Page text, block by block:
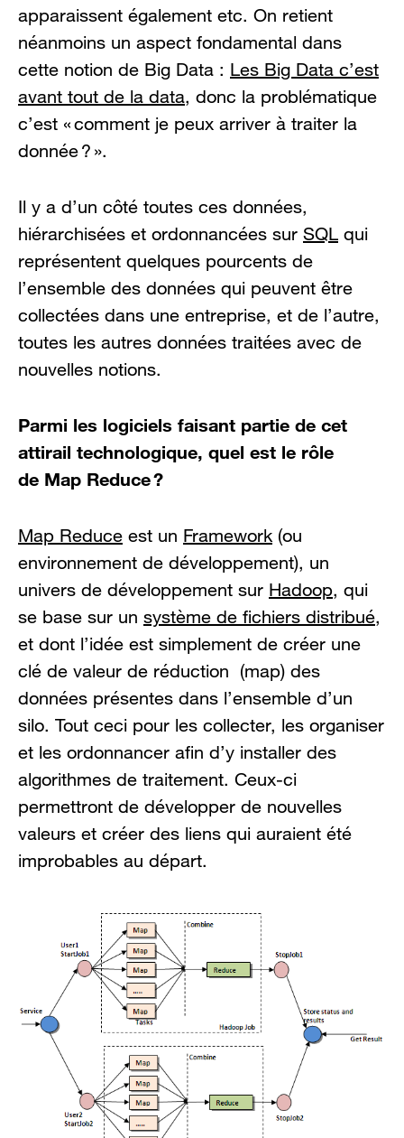
apparaissent également etc. On retient
néanmoins un aspect fondamental dans
cette notion de Big Data : Les Big Data c’est
avant tout de la data, donc la problématique
c’est « comment je peux arriver à traiter la
donnée ? ».
Il y a d’un côté toutes ces données,
hiérarchisées et ordonnancées sur SQL qui
représentent quelques pourcents de
l’ensemble des données qui peuvent être
collectées dans une entreprise, et de l’autre,
toutes les autres données traitées avec de
nouvelles notions.
Parmi les logiciels faisant partie de cet
attirail technologique, quel est le rôle
de Map Reduce ?
Map Reduce est un Framework(ou
environnement de développement), un
univers de développement sur Hadoop, qui
se base sur un système de fichiers distribué,
et dont l’idée est simplement de créer une
clé de valeur de réduction (map) des
données présentes dans l’ensemble d’un
silo. Tout ceci pour les collecter, les organiser
et les ordonnancer afin d’y installer des
algorithmes de traitement. Ceux-ci
permettront de développer de nouvelles
valeurs et créer des liens qui auraient été
improbables au départ.